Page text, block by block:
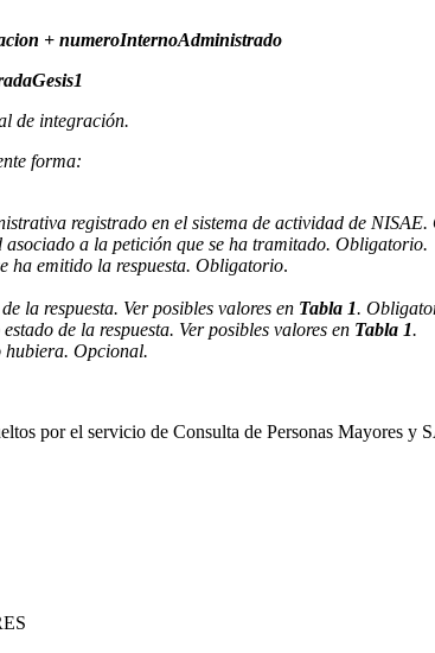
+ numeroInternoAdministrado
de integración.
forma:
registrado en el sistema de actividad de
a la petición que se ha tramitado. Obligatorio.
ha emitido la respuesta. Obligatorio.
la respuesta. Ver posibles valores en Tabla 1.
de la respuesta. Ver posibles valores en Tabla 1.
Opcional.
por el servicio de Consulta de Personas Mayores y